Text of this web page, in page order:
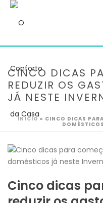
CINCO DICAS
REDUZIR OS
JÁ NESTE
INÍCIO» CINCO DICAS
Cinco dicas